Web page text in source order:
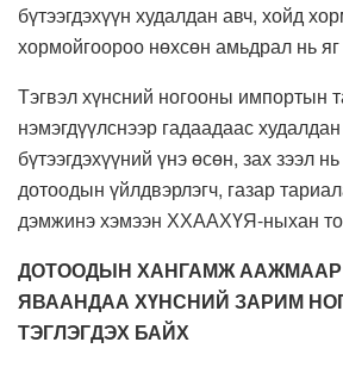
бүтээгдэхүүн худалдан авч, хойд
хормойгоороо нөхсөн амьдрал нь яг
Тэгвэл хүнсний ногооны импортын
нэмэгдүүлснээр гадаадаас
бүтээгдэхүүний үнэ өсөн, зах зээл
дотоодын үйлдвэрлэгч, газар
дэмжинэ хэмээн ХХААХҮЯ-ныхан
ДОТООДЫН ХАНГАМЖ
ЯВААНДАА ХҮНСНИЙ ЗАРИМ
ТЭГЛЭГДЭХ БАЙХ